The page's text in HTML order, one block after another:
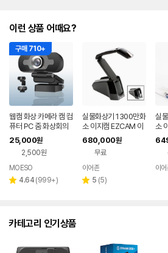
이런 상품 어때요?
구매 710+
웹캠 화상 카메라 캠 컴
퓨터 PC 줌 화상회의
USB W-PC200
25,000원
2,500원
페이
MOESO
별 4.64 리
(999+)
실물화상기 1300만화
소 이지캠 EZCAM 이
어존 EZ-1300I
680,000원
무료
이어존
별 5 리
(5)
실
소
어
이어
카테고리 인기상품